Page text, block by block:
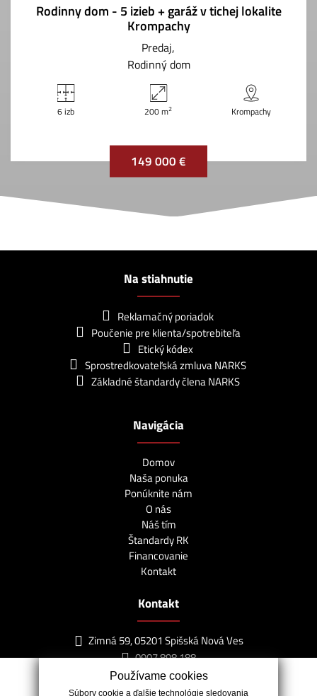
Rodinny dom - 5 izieb + garáž v tichej lokalite
Krompachy
Predaj
Rodinný dom
6 izb 200 m2 Krompachy
149 000 €
Na stiahnutie
Reklamačný poriadok
Poučenie pre klienta/spotrebiteľa
Etický kódex
Sprostredkovateľská zmluva NARKS
Základné štandardy člena NARKS
Navigácia
Domov
Naša ponuka
Ponúknite nám
O nás
Náš tím
Štandardy RK
Financovanie
Kontakt
Kontakt
Zimná 59, 05201 Spišská Nová Ves
0907 898 188
info@lagunareality.sk
Používame cookies
Súbory cookie a ďalšie technológie sledovania